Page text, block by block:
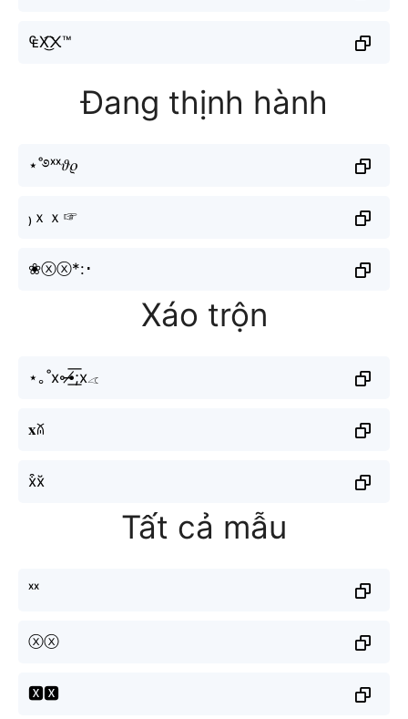
₠X͜͡᙭™
Đang thịnh hành
⋆˚࿔ˣˣ𝜗𝜚
₎ｘｘ☞
❀ⓧⓧ*:･
Xáo trộn
⋆｡˚x⊶̸͟͞;x𓂁
𝐱ꊼ
x͒x̆
Tất cả mẫu
ˣˣ
ⓧⓧ
🆇🆇